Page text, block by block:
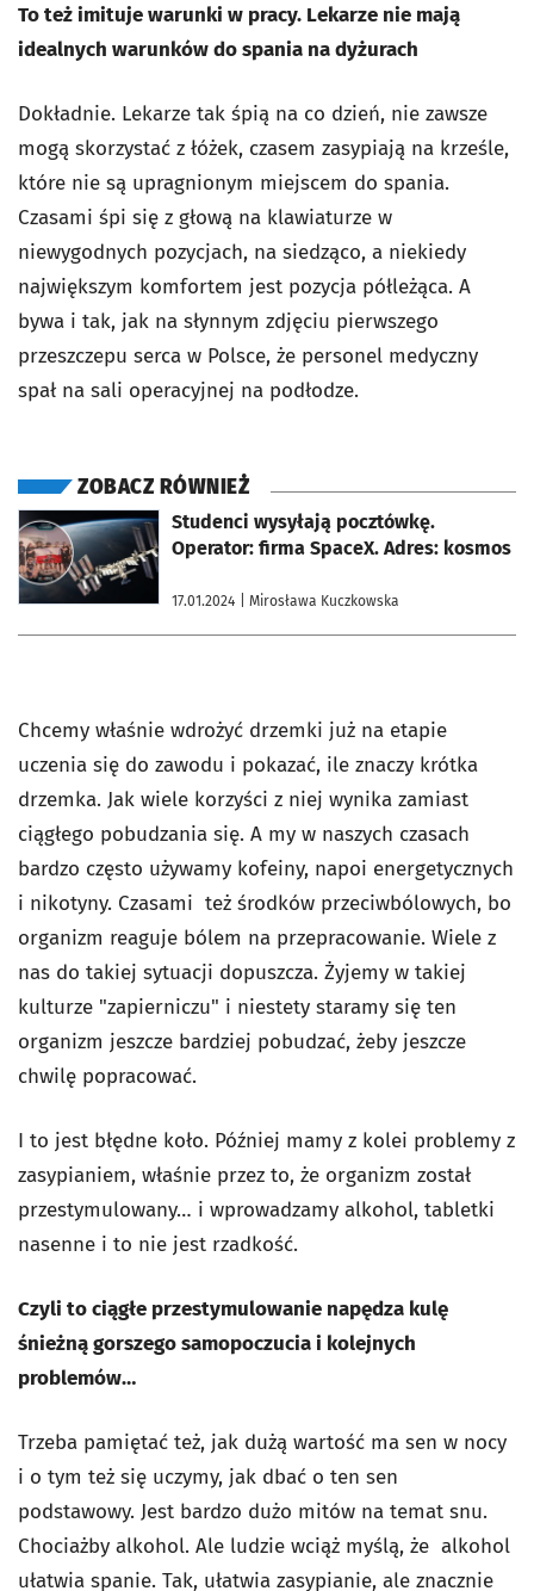
To też imituje warunki w pracy. Lekarze nie mają
idealnych warunków do spania na dyżurach
Dokładnie. Lekarze tak śpią na co dzień, nie zawsze
mogą skorzystać z łóżek, czasem zasypiają na krześle,
które nie są upragnionym miejscem do spania.
Czasami śpi się z głową na klawiaturze w
niewygodnych pozycjach, na siedząco, a niekiedy
największym komfortem jest pozycja półleżąca. A
bywa i tak, jak na słynnym zdjęciu pierwszego
przeszczepu serca w Polsce, że personel medyczny
spał na sali operacyjnej na podłodze.
ZOBACZ RÓWNIEŻ
Studenci wysyłają pocztówkę.
Operator: firma SpaceX. Adres: kosmos
17.01.2024 | Mirosława Kuczkowska
otworzy się w nowej karcie
Chcemy właśnie wdrożyć drzemki już na etapie
uczenia się do zawodu i pokazać, ile znaczy krótka
drzemka. Jak wiele korzyści z niej wynika zamiast
ciągłego pobudzania się. A my w naszych czasach
bardzo często używamy kofeiny, napoi energetycznych
i nikotyny. Czasami też środków przeciwbólowych, bo
organizm reaguje bólem na przepracowanie. Wiele z
nas do takiej sytuacji dopuszcza. Żyjemy w takiej
kulturze "zapierniczu" i niestety staramy się ten
organizm jeszcze bardziej pobudzać, żeby jeszcze
chwilę popracować.
I to jest błędne koło. Później mamy z kolei problemy z
zasypianiem, właśnie przez to, że organizm został
przestymulowany… i wprowadzamy alkohol, tabletki
nasenne i to nie jest rzadkość.
Czyli to ciągłe przestymulowanie napędza kulę
śnieżną gorszego samopoczucia i kolejnych
problemów…
Trzeba pamiętać też, jak dużą wartość ma sen w nocy
i o tym też się uczymy, jak dbać o ten sen
podstawowy. Jest bardzo dużo mitów na temat snu.
Chociażby alkohol. Ale ludzie wciąż myślą, że alkohol
ułatwia spanie. Tak, ułatwia zasypianie, ale znacznie